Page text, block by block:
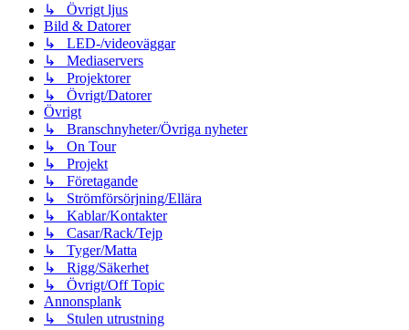
↳ Övrigt ljus
Bild & Datorer
↳ LED-/videoväggar
↳ Mediaservers
↳ Projektorer
↳ Övrigt/Datorer
Övrigt
↳ Branschnyheter/Övriga nyheter
↳ On Tour
↳ Projekt
↳ Företagande
↳ Strömförsörjning/Ellära
↳ Kablar/Kontakter
↳ Casar/Rack/Tejp
↳ Tyger/Matta
↳ Rigg/Säkerhet
↳ Övrigt/Off Topic
Annonsplank
↳ Stulen utrustning